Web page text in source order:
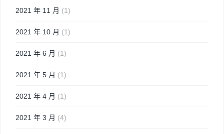
2021 年 11 月 (1)
2021 年 10 月 (1)
2021 年 6 月 (1)
2021 年 5 月 (1)
2021 年 4 月 (1)
2021 年 3 月 (4)